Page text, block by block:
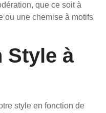
que ce soit à
ou une chemise à motifs
Style à
style en fonction de